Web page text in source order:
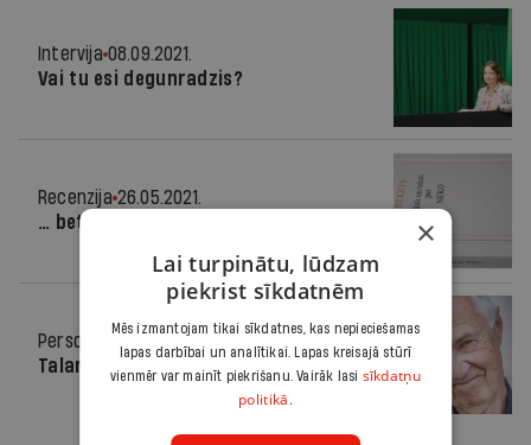
Intervija 08.09.2021.
Vai tu esi degunradzis?
Recenzija 26.05.2021.
… bet varbūt arī ne
Personība
03.07.2019.
Talants un pārliecība
×
Lai turpinātu, lūdzam
piekrist sīkdatnēm
Mēs izmantojam tikai sīkdatnes, kas nepieciešamas
lapas darbībai un analītikai. Lapas kreisajā stūrī
vienmēr var mainīt piekrišanu. Vairāk lasi sīkdatņu
politikā.